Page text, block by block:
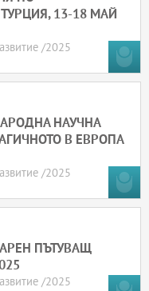
13-18 МАЙ
/2025
НАУЧНА
В ЕВРОПА
/2025
ПЪТУВАЩ
/2025